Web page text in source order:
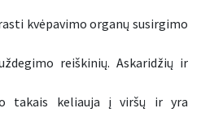
kvėpavimo organų susirgimo
reiškinių. Askaridžių ir
takais keliauja į viršų ir yra